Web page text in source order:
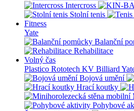
Intercross
Stolní tenis
Fitness
Yate
Balanční
Rehabilitace
Volný čas
Plastico Rototech KV Billiard
Bojová umění
Hrací koutky
Pohybové